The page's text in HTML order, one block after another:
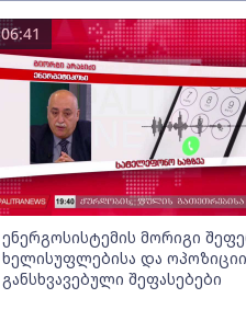
ენერგოსისტემის მორიგი
ხელისუფლებისა და
განსხვავებული შეფასებები
06:41